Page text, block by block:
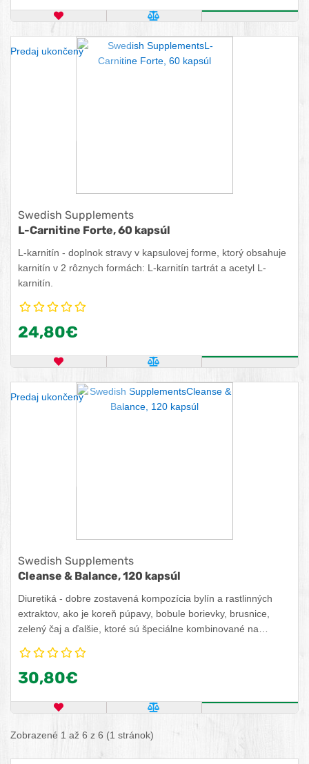
OBĽÚBENÝ PRODUKTPOROVNAŤ PRODUKTZISTITE
Predaj ukončený
Swedish Supplements
L-Carnitine Forte, 60 kapsúl
L-karnitín - doplnok stravy v kapsulovej forme, ktorý obsahuje
karnitín v 2 rôznych formách: L-karnitín tartrát a acetyl L-
karnitín.
24,80€
OBĽÚBENÝ PRODUKTPOROVNAŤ PRODUKTZISTITE
Predaj ukončený
Swedish Supplements
Cleanse & Balance, 120 kapsúl
Diuretiká - dobre zostavená kompozícia bylín a rastlinných
extraktov, ako je koreň púpavy, bobule borievky, brusnice,
zelený čaj a ďalšie, ktoré sú špeciálne kombinované na
zložiek, ktoré synergicky pôsobia na zmiernenie zadržiavania
vody a nadúvania.
30,80€
OBĽÚBENÝ PRODUKTPOROVNAŤ PRODUKTZISTITE
Zobrazené 1 až 6 z 6 (1 stránok)